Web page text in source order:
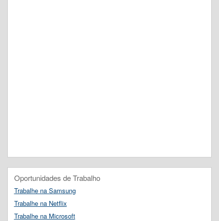
Oportunidades de Trabalho
Trabalhe na Samsung
Trabalhe na Netflix
Trabalhe na Microsoft